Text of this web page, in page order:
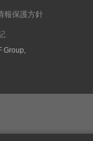
報保護方針
Group,